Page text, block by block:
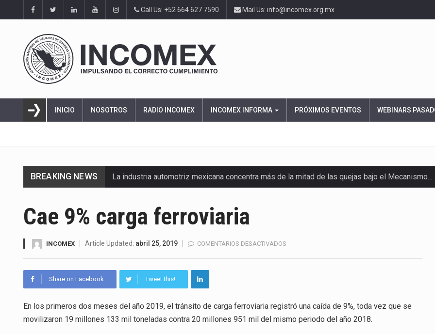
Call Us: +52 664 627 7590 Mail Us: info@incomex.org.mx
INICIO NOSOTROS RADIO INCOMEX INCOMEX INFORMA PRÓXIMOS EVENTOS WEBINARS
BREAKING NEWS La industria automotriz mexicana concentra más de la mitad de las quejas bajo el Mecanismo…
El gobierno de Estados Unidos anunciará un arancel del 15 % sobre los productos fabricados…
El Departamento de Agricultura de Estados Unidos (USDA) suspendió el 5 de agosto de 2026…
La industria manufacturera de exportación afiliada a Index en Nuevo León ha alcanzado hasta
Cae 9% carga ferroviaria
INCOMEX Article Updated: abril 25, 2019 COMENTARIOS DESACTIVADOS
Share on Facebook Tweet this!
En los primeros dos meses del año 2019, el tránsito de carga ferroviaria registró una caída de 9%, toda vez que se
movilizaron 19 millones 133 mil toneladas contra 20 millones 951 mil del mismo periodo del año 2018.